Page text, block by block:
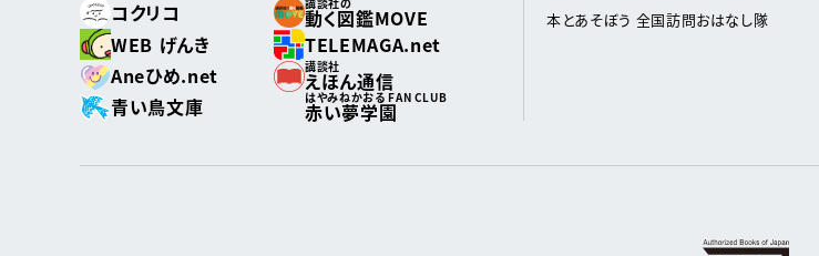
コクリコ
動く図鑑MOVE
WEB げんき
TELEMAGA.net
Aneひめ.net
講談社
えほん通信
青い鳥文庫
はやみねかおる FAN CLUB
赤い夢学園
本とあそぼう 全国訪問おはなし隊